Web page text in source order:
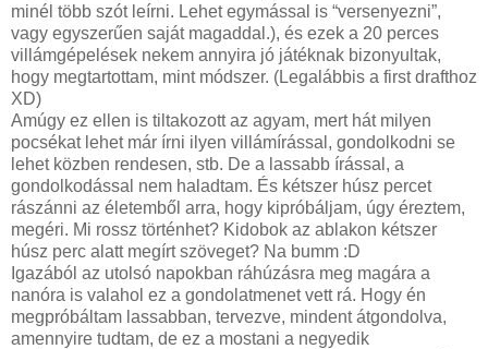
minél több szót leírni. Lehet egymással is “versenyezni”,
vagy egyszerűen saját magaddal.), és ezek a 20 perces
villámgépelések nekem annyira jó játéknak bizonyultak,
hogy megtartottam, mint módszer. (Legalábbis a first drafthoz
XD)
Amúgy ez ellen is tiltakozott az agyam, mert hát milyen
pocsékat lehet már írni ilyen villámírással, gondolkodni se
lehet közben rendesen, stb. De a lassabb írással, a
gondolkodással nem haladtam. És kétszer húsz percet
rászánni az életemből arra, hogy kipróbáljam, úgy éreztem,
megéri. Mi rossz történhet? Kidobok az ablakon kétszer
húsz perc alatt megírt szöveget? Na bumm :D
Igazából az utolsó napokban ráhúzásra meg magára a
nanóra is valahol ez a gondolatmenet vett rá. Hogy én
megpróbáltam lassabban, tervezve, mindent átgondolva,
amennyire tudtam, de ez a mostani a negyedik